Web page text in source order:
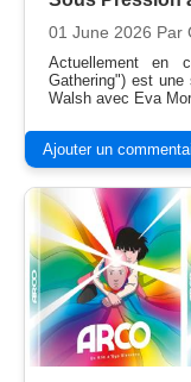
01 June 2026 Par
Actuellement en
Gathering") est une
Walsh avec Eva
Ajouter un